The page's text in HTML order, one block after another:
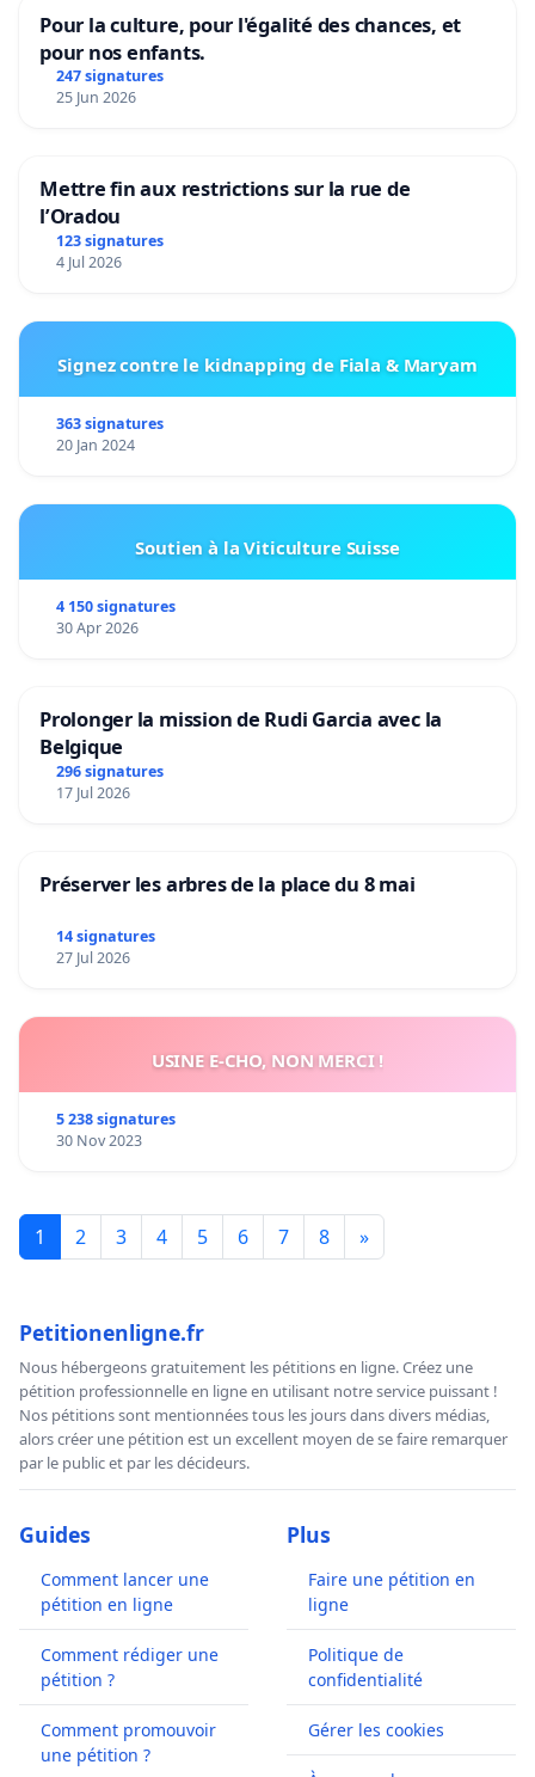
Pour la culture, pour l'égalité des chances, et
pour nos enfants.
247 signatures
25 Jun 2026
Mettre fin aux restrictions sur la rue de
l’Oradou
123 signatures
4 Jul 2026
Signez contre le kidnapping de Fiala & Maryam
363 signatures
20 Jan 2024
Soutien à la Viticulture Suisse
4 150 signatures
30 Apr 2026
Prolonger la mission de Rudi Garcia avec la
Belgique
296 signatures
17 Jul 2026
Préserver les arbres de la place du 8 mai
14 signatures
27 Jul 2026
USINE E-CHO, NON MERCI !
5 238 signatures
30 Nov 2023
1 2 3 4 5 6 7 8 »
Petitionenligne.fr
Nous hébergeons gratuitement les pétitions en ligne. Créez une
pétition professionnelle en ligne en utilisant notre service puissant !
Nos pétitions sont mentionnées tous les jours dans divers médias,
alors créer une pétition est un excellent moyen de se faire remarquer
par le public et par les décideurs.
Guides
Comment lancer une
pétition en ligne
Comment rédiger une
pétition ?
Comment promouvoir
une pétition ?
Plus
Faire une pétition en
ligne
Politique de
confidentialité
Gérer les cookies